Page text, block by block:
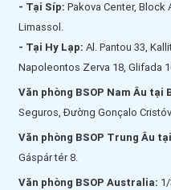
- Tại Síp: Pakova Center, Block
Limassol.
- Tại Hy Lạp: Al. Pantou 33,
Napoleontos Zerva 18, Glifada
Văn phòng BSOP Nam Âu tại
Seguros, Đường Gonçalo
Văn phòng BSOP Trung Âu
Gáspár tér 8.
Văn phòng BSOP Australia: